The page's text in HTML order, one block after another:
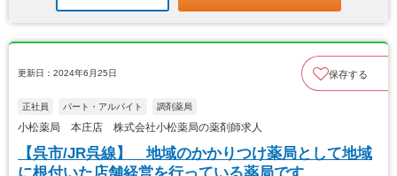
更新日：2024年6月25日 保存する
正社員 パート・アルバイト 調剤薬局
小松薬局 本庄店 株式会社小松薬局の薬剤師求人
【呉市/JR呉線】 地域のかかりつけ薬局として地域